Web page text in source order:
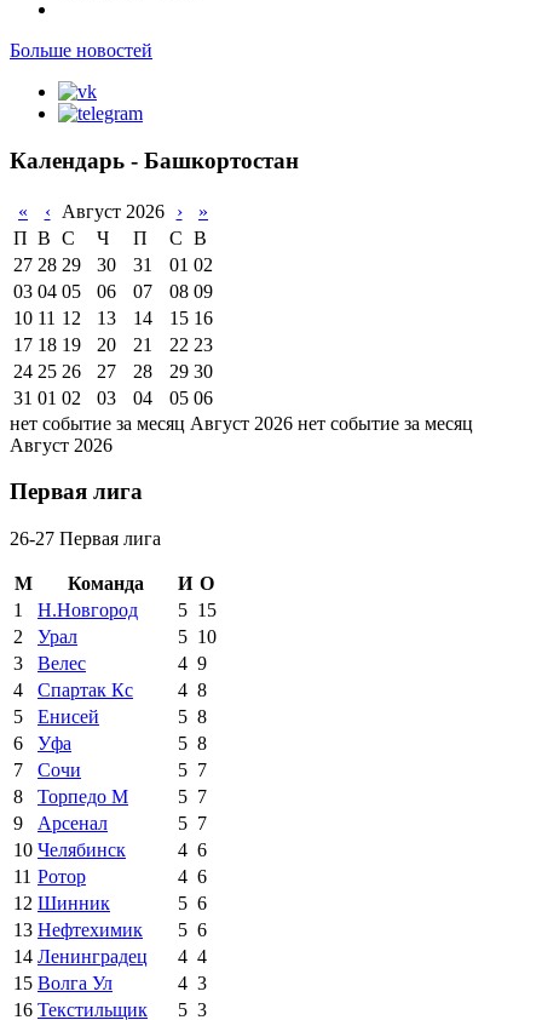
Больше новостей
Календарь - Башкортостан
« ‹ Август 2026 ›
»
П В С Ч П С В
27 28 29 30 31 01 02
03 04 05 06 07 08 09
10 11 12 13 14 15 16
17 18 19 20 21 22 23
24 25 26 27 28 29 30
31 01 02 03 04 05 06
нет событие за месяц Август 2026 нет событие за месяц
Август 2026
Первая лига
26-27 Первая лига
М Команда И О
1
Н.Новгород 5 15
2
Урал 5 10
3
Велес 4 9
4
Спартак Кс 4 8
5
Енисей 5 8
6
Уфа 5 8
7
Сочи 5 7
8
Торпедо М 5 7
9
Арсенал 5 7
10 Челябинск 4 6
11 Ротор 4 6
12 Шинник 5 6
13 Нефтехимик 5 6
14 Ленинградец 4 4
15 Волга Ул 4 3
16 Текстильщик 5 3